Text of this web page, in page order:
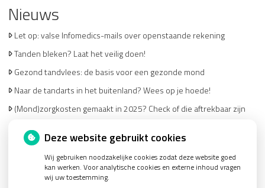
Nieuws
Let op: valse Infomedics-mails over openstaande rekening
Tanden bleken? Laat het veilig doen!
Gezond tandvlees: de basis voor een gezonde mond
Naar de tandarts in het buitenland? Wees op je hoede!
(Mond)zorgkosten gemaakt in 2025? Check of die aftrekbaar zijn
Deze website gebruikt cookies
Wij gebruiken noodzakelijke cookies zodat deze website goed
kan werken. Voor analytische cookies en externe inhoud vragen
wij uw toestemming.